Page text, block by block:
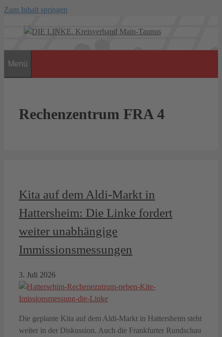
Zum Inhalt springen
Menü
Rechenzentrum FRA 4
Kita auf dem Aldi-Markt in
Hattersheim: Die Linke fordert
weiter unabhängige
Immissionsmessungen
3. Juli 2026
Die geplante Kita auf dem Aldi-Markt in Hattersheim steht
weiter in der Diskussion. Auch die Frankfurter Rundschau